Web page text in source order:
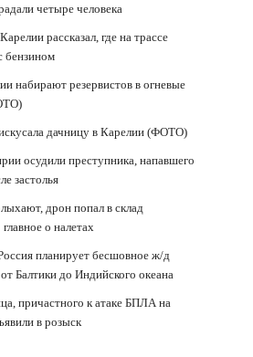
четыре человека
рассказал, где на трассе
бензином
набирают резервистов в огневые
дачницу в Карелии (ФОТО)
осудили преступника, напавшего
застолья
дрон попал в склад
о налетах
планирует бесшовное ж/д
Балтики до Индийского океана
причастного к атаке БПЛА на
в розыск